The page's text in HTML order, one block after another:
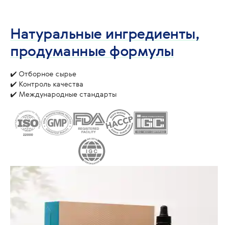
Натуральные ингредиенты,
продуманные формулы
✔️ Отборное сырье
✔️ Контроль качества
✔️ Международные стандарты